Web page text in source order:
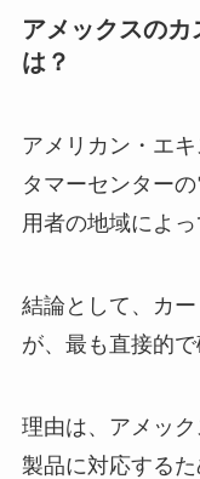
アメックスの
は？
アメリカン・エ
タマーセンター
用者の地域によっ
結論として、カ
が、最も直接的で
理由は、アメッ
製品に対応する